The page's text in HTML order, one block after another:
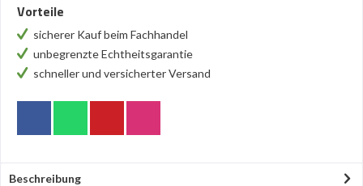
Vorteile
sicherer Kauf beim Fachhandel
unbegrenzte Echtheitsgarantie
schneller und versicherter Versand
Beschreibung